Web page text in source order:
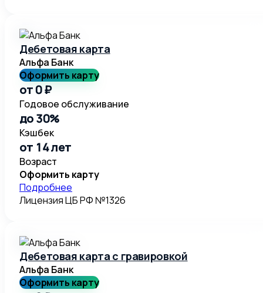
Дебетовая карта
Альфа Банк
Оформить карту
от 0 ₽
Годовое обслуживание
до 30%
Кэшбек
от 14 лет
Возраст
Оформить карту
Подробнее
Лицензия ЦБ РФ №1326
Дебетовая карта с гравировкой
Альфа Банк
Оформить карту